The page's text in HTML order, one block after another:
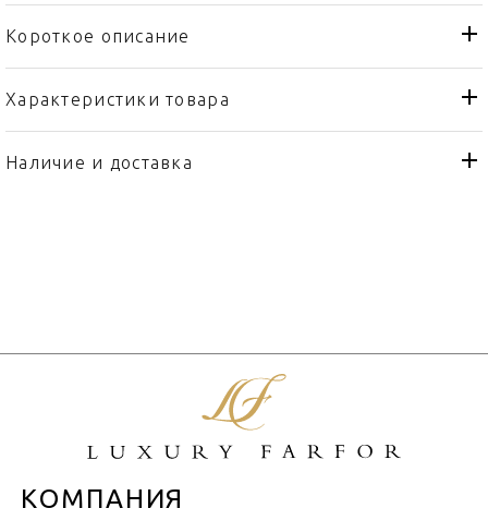
Короткое описание
Характеристики товара
Тип товара
Бокал
Бренд
Наличие и доставка
КОМПАНИЯ